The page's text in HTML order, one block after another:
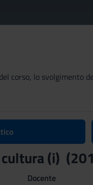
corso, lo
(i)
Docente